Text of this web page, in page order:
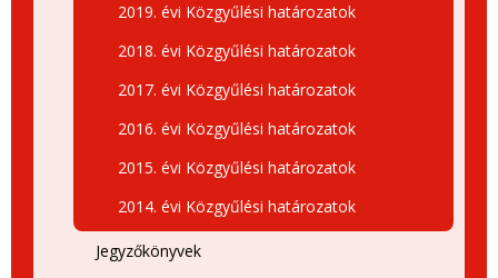
2019. évi Közgyűlési határozatok
2018. évi Közgyűlési határozatok
2017. évi Közgyűlési határozatok
2016. évi Közgyűlési határozatok
2015. évi Közgyűlési határozatok
2014. évi Közgyűlési határozatok
Jegyzőkönyvek